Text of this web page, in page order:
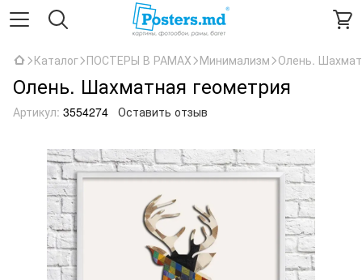
Каталог ПОСТЕРЫ В РАМАХ Минимализм Олень.
Олень. Шахматная геометрия
Артикул: 3554274 Оставить отзыв